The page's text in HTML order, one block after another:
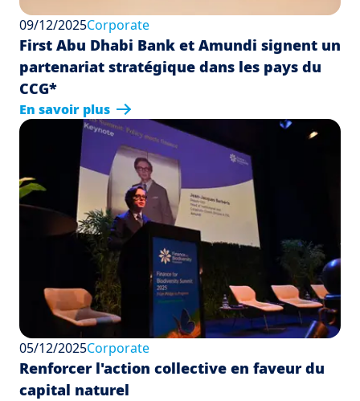
09/12/2025Corporate
First Abu Dhabi Bank et Amundi signent un
partenariat stratégique dans les pays du
CCG*
En savoir plus
05/12/2025Corporate
Renforcer l'action collective en faveur du
capital naturel